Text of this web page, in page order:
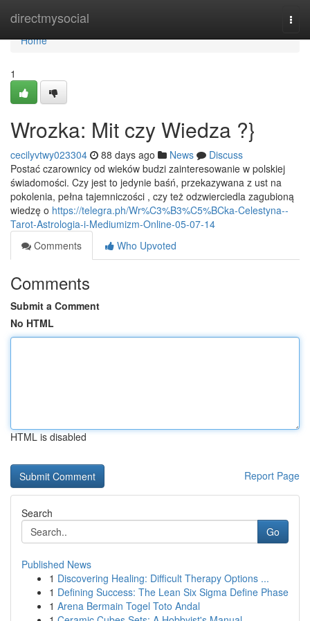
directmysocial
Home
Home
1
Wrozka: Mit czy Wiedza ?}
cecilyvtwy023304 88 days ago News
Discuss
Postać czarownicy od wieków budzi zainteresowanie w polskiej
świadomości. Czy jest to jedynie baśń, przekazywana z ust na
pokolenia, pełna tajemniczości , czy też odzwierciedla zagubioną
wiedzę o https://telegra.ph/Wr%C3%B3%C5%BCka-Celestyna--
Tarot-Astrologia-i-Mediumizm-Online-05-07-14
Comments
Who Upvoted
Comments
Submit a Comment
No HTML
HTML is disabled
Report Page
Search
Go
Published News
1 Discovering Healing: Difficult Therapy Options ...
1 Defining Success: The Lean Six Sigma Define Phase
1 Arena Bermain Togel Toto Andal